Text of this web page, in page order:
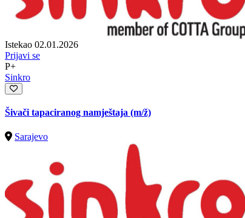
Istekao 02.01.2026
Prijavi se
P+
Sinkro
Šivači tapaciranog namještaja (m/ž)
Sarajevo